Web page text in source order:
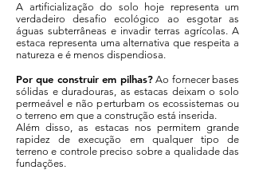
A artificialização do solo hoje representa um
verdadeiro desafio ecológico ao esgotar as
águas subterrâneas e invadir terras agrícolas. A
estaca representa uma alternativa que respeita a
natureza e é menos dispendiosa.
Por que construir em pilhas?Ao fornecer bases
sólidas e duradouras, as estacas deixam o solo
permeável e não perturbam os ecossistemas ou
o terreno em que a construção está inserida.
Além disso, as estacas nos permitem grande
rapidez de execução em qualquer tipo de
terreno e controle preciso sobre a qualidade das
fundações.